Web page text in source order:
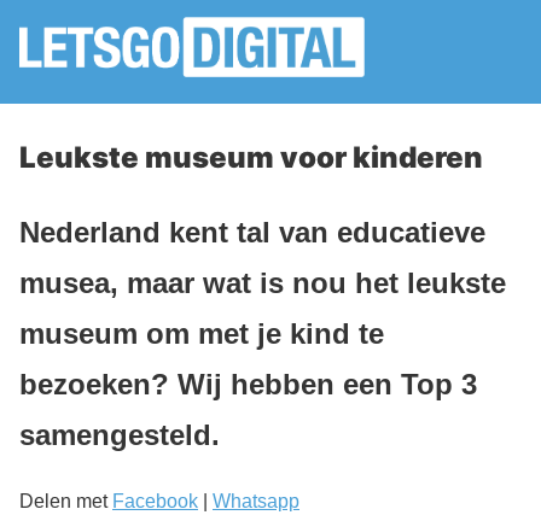
Leukste museum voor kinderen
Nederland kent tal van educatieve
musea, maar wat is nou het leukste
museum om met je kind te
bezoeken? Wij hebben een Top 3
samengesteld.
Delen met Facebook Whatsapp